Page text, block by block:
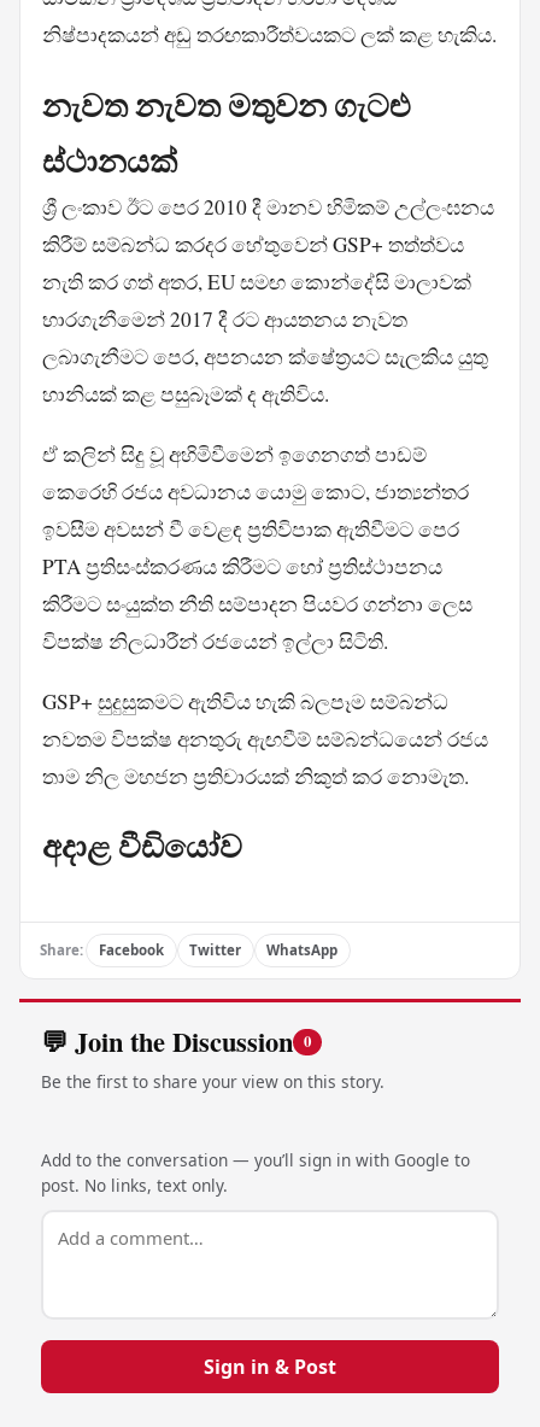
නිෂ්පාදකයන් අඩු තරඟකාරීත්වයකට ලක් කළ හැකිය.
නැවත නැවත මතුවන ගැටළු
ස්ථානයක්
ශ්‍රී ලංකාව ඊට පෙර 2010 දී මානව හිමිකම් උල්ලංඝනය
කිරීම් සම්බන්ධ කරදර හේතුවෙන් GSP+ තත්ත්වය
නැති කර ගත් අතර, EU සමඟ කොන්දේසි මාලාවක්
භාරගැනීමෙන් 2017 දී රට ආයතනය නැවත
ලබාගැනීමට පෙර, අපනයන ක්ෂේත්‍රයට සැලකිය යුතු
හානියක් කළ පසුබෑමක් ද ඇතිවිය.
ඒ කලින් සිදු වූ අහිමිවීමෙන් ඉගෙනගත් පාඩම්
කෙරෙහි රජය අවධානය යොමු කොට, ජාත්‍යන්තර
ඉවසීම අවසන් වී වෙළඳ ප්‍රතිවිපාක ඇතිවීමට පෙර
PTA ප්‍රතිසංස්කරණය කිරීමට හෝ ප්‍රතිස්ථාපනය
කිරීමට සංයුක්ත නීති සම්පාදන පියවර ගන්නා ලෙස
විපක්ෂ නිලධාරීන් රජයෙන් ඉල්ලා සිටිති.
GSP+ සුදුසුකමට ඇතිවිය හැකි බලපෑම සම්බන්ධ
නවතම විපක්ෂ අනතුරු ඇඟවීම් සම්බන්ධයෙන් රජය
තාම නිල මහජන ප්‍රතිචාරයක් නිකුත් කර නොමැත.
අදාළ වීඩියෝව
Share: Facebook Twitter WhatsApp
💬 Join the Discussion 0
Be the first to share your view on this story.
Add to the conversation — you’ll sign in with Google to
post. No links, text only.
Sign in & Post